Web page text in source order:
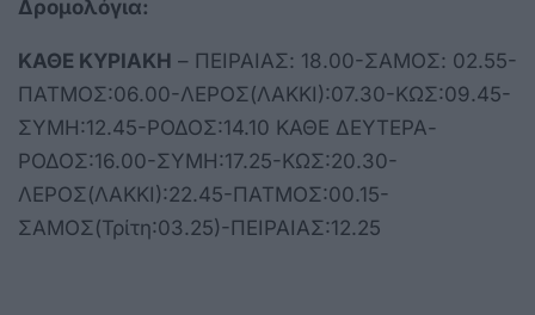
Δρομολόγια:
ΚΑΘΕ ΚΥΡΙΑΚΗ – ΠΕΙΡΑΙΑΣ: 18.00-ΣΑΜΟΣ: 02.55-
ΠΑΤΜΟΣ:06.00-ΛΕΡΟΣ(ΛΑΚΚΙ):07.30-ΚΩΣ:09.45-
ΣΥΜΗ:12.45-ΡΟΔΟΣ:14.10 ΚΑΘΕ ΔΕΥΤΕΡΑ-
ΡΟΔΟΣ:16.00-ΣΥΜΗ:17.25-ΚΩΣ:20.30-
ΛΕΡΟΣ(ΛΑΚΚΙ):22.45-ΠΑΤΜΟΣ:00.15-
ΣΑΜΟΣ(Τρίτη:03.25)-ΠΕΙΡΑΙΑΣ:12.25